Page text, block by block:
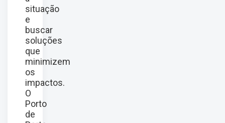
situação
e
buscar
soluções
que
minimizem
os
impactos.
O
Porto
de